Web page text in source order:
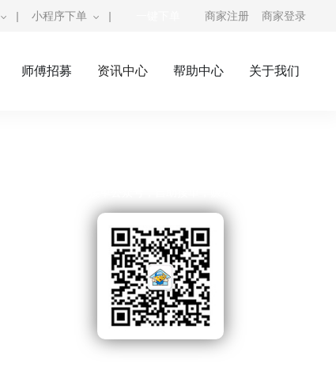
| 小程序下单 | 商家注册 商家登录
师傅招募 资讯中心 帮助中心 关于我们